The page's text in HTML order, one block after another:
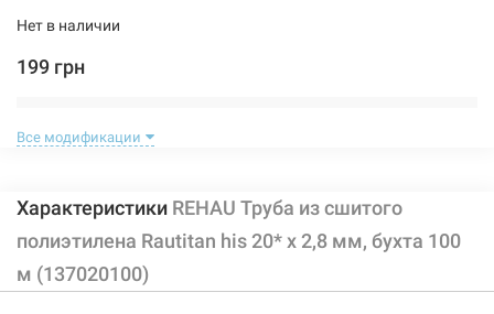
Нет в наличии
199 грн
Артикул:213421
Все модификации
Характеристики REHAU Труба из сшитого
полиэтилена Rautitan his 20* x 2,8 мм, бухта 100
м (137020100)